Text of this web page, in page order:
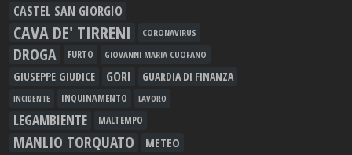
CASTEL SAN GIORGIO
CAVA DE' TIRRENI CORONAVIRUS
DROGA FURTO GIOVANNI MARIA CUOFANO
GIUSEPPE GIUDICE GORI GUARDIA DI FINANZA
INCIDENTE INQUINAMENTO LAVORO
LEGAMBIENTE MALTEMPO
MANLIO TORQUATO METEO